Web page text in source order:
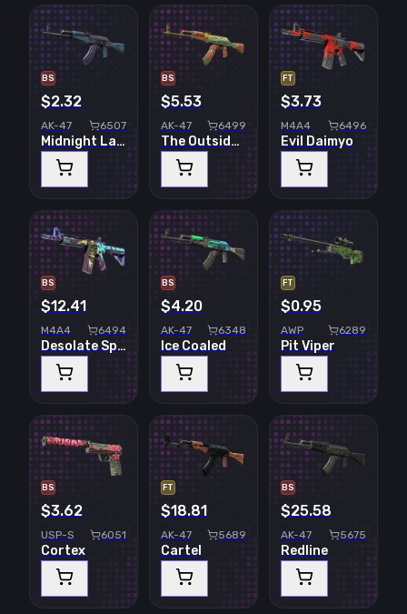
BS
$2.32
AK-47 6507
Midnight Laminate
BS
$5.53
AK-47 6499
The Outsiders
FT
$3.73
M4A4 6496
Evil Daimyo
BS
$12.41
M4A4 6494
Desolate Space
BS
$4.20
AK-47 6348
Ice Coaled
FT
$0.95
AWP 6289
Pit Viper
BS
$3.62
USP-S 6051
Cortex
FT
$18.81
AK-47 5689
Cartel
BS
$25.58
AK-47 5675
Redline